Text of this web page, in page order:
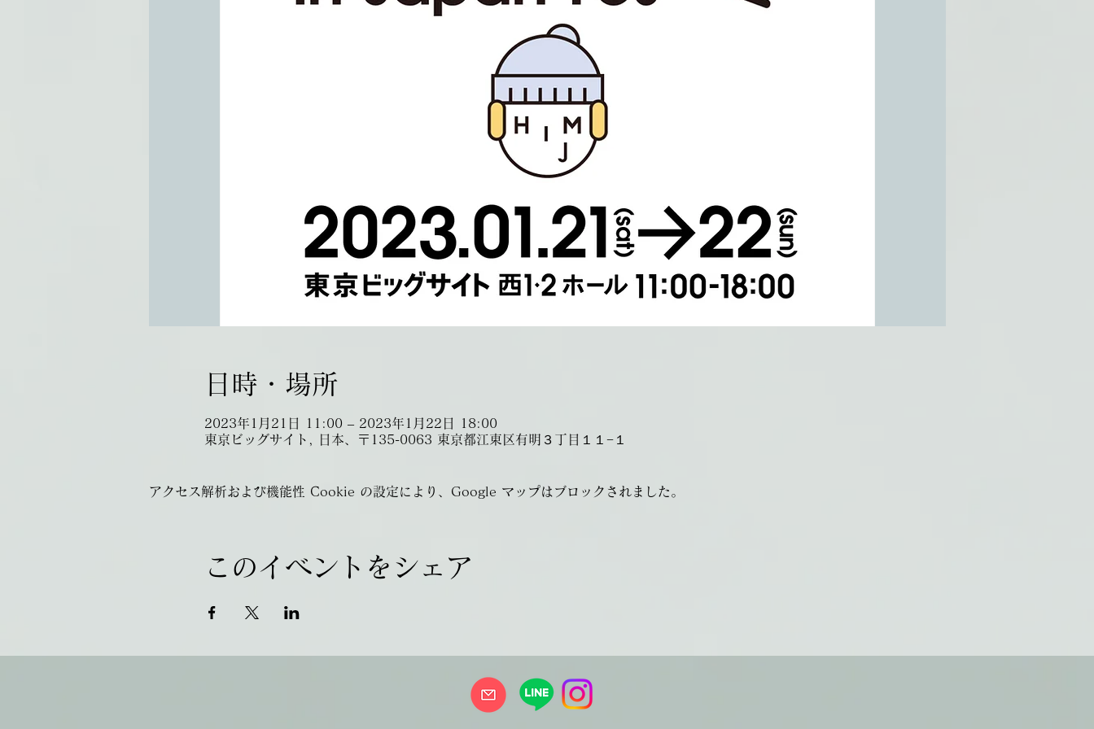
日時・場所
2023年1月21日 11:00 – 2023年1月22日 18:00
東京ビッグサイト, 日本、〒135-0063 東京都江東区有明３丁目１１−１
アクセス解析および機能性 Cookie の設定により、Google マップはブロックされました。
このイベントをシェア